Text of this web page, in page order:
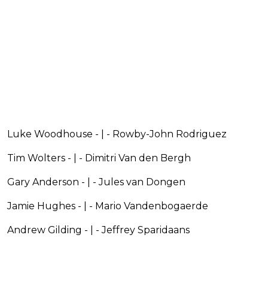
Luke Woodhouse - | - Rowby-John Rodriguez
Tim Wolters - | - Dimitri Van den Bergh
Gary Anderson - | - Jules van Dongen
Jamie Hughes - | - Mario Vandenbogaerde
Andrew Gilding - | - Jeffrey Sparidaans